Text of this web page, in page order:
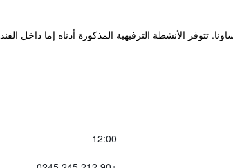
الأنشطة الترفيهية المذكورة أدناه إما داخل
12:00